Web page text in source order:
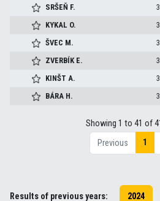
SRŠEŇ F.
KYKAL O.
ŠVEC M.
ZVERBÍK E.
KINŠTA.
BÁRA H.
Showing 1 to 41 of
Previous
1
Results of previous years: 2024